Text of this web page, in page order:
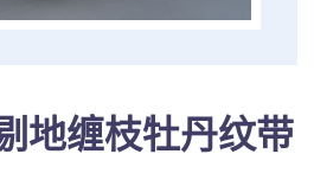
地缠枝牡丹纹带